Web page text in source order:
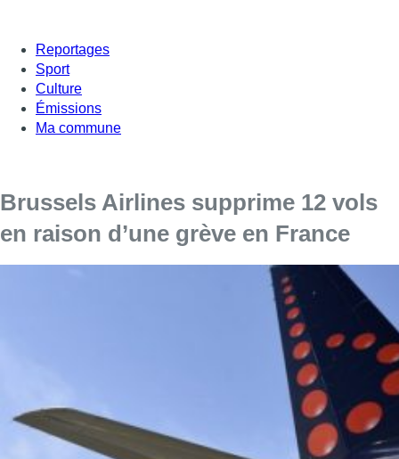
Reportages
Sport
Culture
Émissions
Ma commune
Brussels Airlines supprime 12 vols
en raison d’une grève en France